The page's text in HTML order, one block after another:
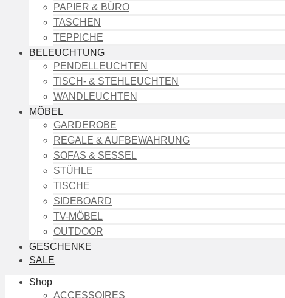
PAPIER & BÜRO
TASCHEN
TEPPICHE
BELEUCHTUNG
PENDELLEUCHTEN
TISCH- & STEHLEUCHTEN
WANDLEUCHTEN
MÖBEL
GARDEROBE
REGALE & AUFBEWAHRUNG
SOFAS & SESSEL
STÜHLE
TISCHE
SIDEBOARD
TV-MÖBEL
OUTDOOR
GESCHENKE
SALE
Shop
ACCESSOIRES